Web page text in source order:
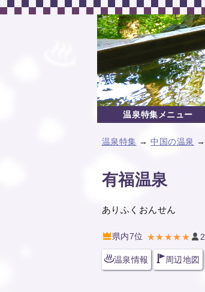
温泉特集メニュー
温泉特集 →中国の温泉 →
有福温泉
ありふくおんせん
県内7位 ★★★★★ 2
温泉情報 周辺地図